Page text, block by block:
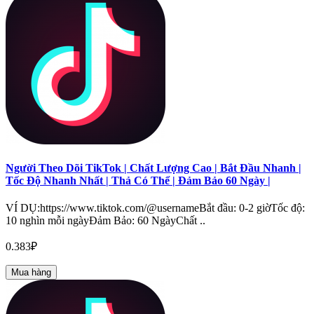
Người Theo Dõi TikTok | Chất Lượng Cao | Bắt Đầu Nhanh |
Tốc Độ Nhanh Nhất | Thả Có Thể | Đảm Bảo 60 Ngày |
VÍ DỤ:https://www.tiktok.com/@usernameBắt đầu: 0-2 giờTốc độ:
10 nghìn mỗi ngàyĐảm Bảo: 60 NgàyChất ..
0.383₽
Mua hàng